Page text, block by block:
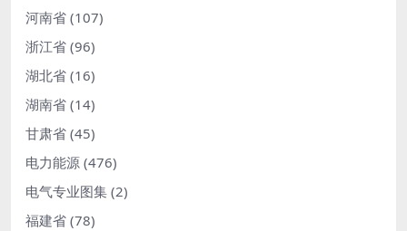
河南省 (107)
浙江省 (96)
湖北省 (16)
湖南省 (14)
甘肃省 (45)
电力能源 (476)
电气专业图集 (2)
福建省 (78)